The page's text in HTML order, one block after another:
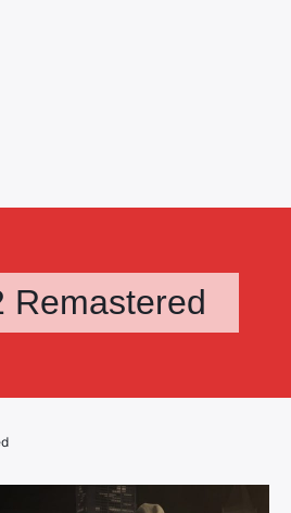
Remastered